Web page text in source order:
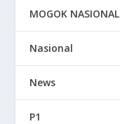
MOGOK NASIONAL
Nasional
News
P1